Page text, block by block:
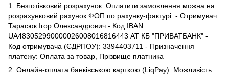
1. Безготівковий розрахунок: Оплатити замовлення можна на
розрахунковий рахунок ФОП по рахунку-фактурі. - Отримувач:
Тарасюк Ігор Олександрович - Код IBAN:
UA483052990000026008016816443 АТ КБ "ПРИВАТБАНК" -
Код отримувача (ЄДРПОУ): 3394403711 - Призначення
платежу: Оплата за товар, Прізвище платника
2. Онлайн-оплата банківською карткою (LiqPay): Можливість